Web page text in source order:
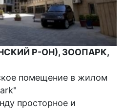
Р-ОН), ЗООПАРК,
помещение в жилом
просторное и